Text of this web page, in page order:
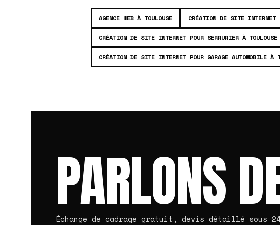
AGENCE WEB À TOULOUSE CRÉATION DE SITE INTERNET
CRÉATION DE SITE INTERNET POUR SERRURIER À TOULOUSE
CRÉATION DE SITE INTERNET POUR GARAGE AUTOMOBILE À
PARLONS
Échange de cadrage gratuit, devis détaillé sous